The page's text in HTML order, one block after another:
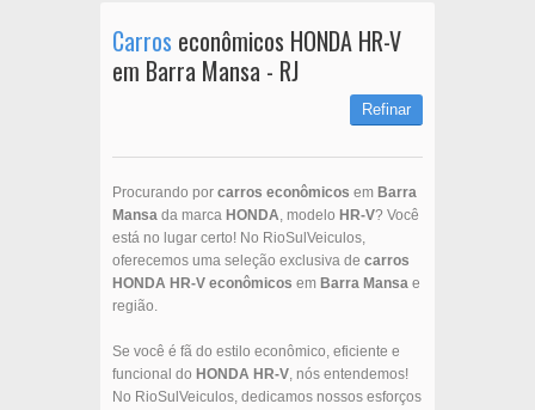
Carros econômicos HONDA HR-V
em Barra Mansa - RJ
Refinar
Procurando por carros econômicos em Barra
Mansa da marca HONDA, modelo HR-V? Você
está no lugar certo! No RioSulVeiculos,
oferecemos uma seleção exclusiva de carros
HONDA HR-V econômicos em Barra Mansa e
região.
Se você é fã do estilo econômico, eficiente e
funcional do HONDA HR-V, nós entendemos!
No RioSulVeiculos, dedicamos nossos esforços